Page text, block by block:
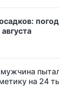
на 24